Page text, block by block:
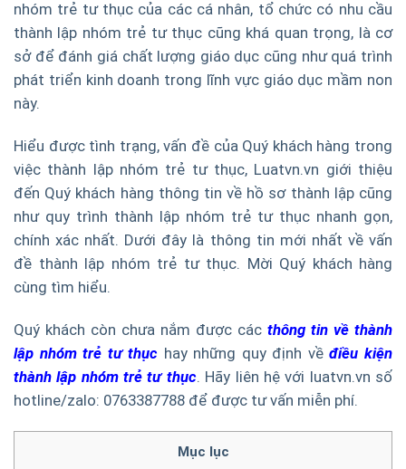
nhóm trẻ tư thục của các cá nhân, tổ chức có nhu cầu
thành lập nhóm trẻ tư thục cũng khá quan trọng, là cơ
sở để đánh giá chất lượng giáo dục cũng như quá trình
phát triển kinh doanh trong lĩnh vực giáo dục mầm non
này.
Hiểu được tình trạng, vấn đề của Quý khách hàng trong
việc thành lập nhóm trẻ tư thục, Luatvn.vn giới thiệu
đến Quý khách hàng thông tin về hồ sơ thành lập cũng
như quy trình thành lập nhóm trẻ tư thục nhanh gọn,
chính xác nhất. Dưới đây là thông tin mới nhất về vấn
đề thành lập nhóm trẻ tư thục. Mời Quý khách hàng
cùng tìm hiểu.
Quý khách còn chưa nắm được các thông tin về thành
lập nhóm trẻ tư thục hay những quy định vềđiều kiện
thành lập nhóm trẻ tư thục. Hãy liên hệ với luatvn.vn số
hotline/zalo: 0763387788 để được tư vấn miễn phí.
Mục lục